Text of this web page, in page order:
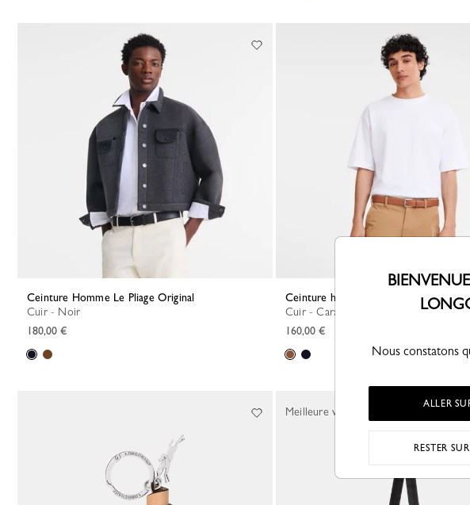
Ceinture Homme Le Pliage Original
Cuir - Noir
180,00 €
Ceinture homme Le Foulonné
Cuir - Caramel
160,00 €
Meilleure vente
Nous constatons
ALLER
RESTER